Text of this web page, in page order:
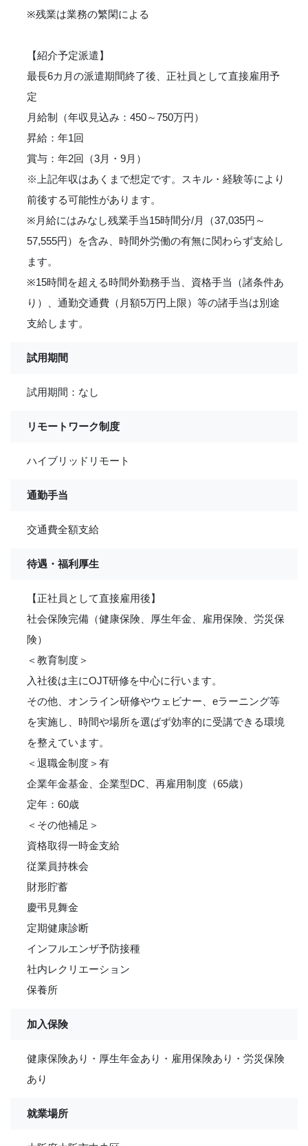
※残業は業務の繁閑による
【紹介予定派遣】
最長6カ月の派遣期間終了後、正社員として直接雇用予
定
月給制（年収見込み：450～750万円）
昇給：年1回
賞与：年2回（3月・9月）
※上記年収はあくまで想定です。スキル・経験等により
前後する可能性があります。
※月給にはみなし残業手当15時間分/月（37,035円～
57,555円）を含み、時間外労働の有無に関わらず支給し
ます。
※15時間を超える時間外勤務手当、資格手当（諸条件あ
り）、通勤交通費（月額5万円上限）等の諸手当は別途
支給します。
試用期間
試用期間：なし
リモートワーク制度
ハイブリッドリモート
通勤手当
交通費全額支給
待遇・福利厚生
【正社員として直接雇用後】
社会保険完備（健康保険、厚生年金、雇用保険、労災保
険）
＜教育制度＞
入社後は主にOJT研修を中心に行います。
その他、オンライン研修やウェビナー、eラーニング等
を実施し、時間や場所を選ばず効率的に受講できる環境
を整えています。
＜退職金制度＞有
企業年金基金、企業型DC、再雇用制度（65歳）
定年：60歳
＜その他補足＞
資格取得一時金支給
従業員持株会
財形貯蓄
慶弔見舞金
定期健康診断
インフルエンザ予防接種
社内レクリエーション
保養所
加入保険
健康保険あり・厚生年金あり・雇用保険あり・労災保険
あり
就業場所